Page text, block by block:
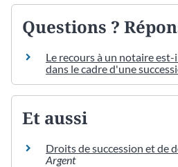
Questions ?
Le recours à un notaire
dans le cadre d'une
Et aussi
Droits de succession et de
Argent